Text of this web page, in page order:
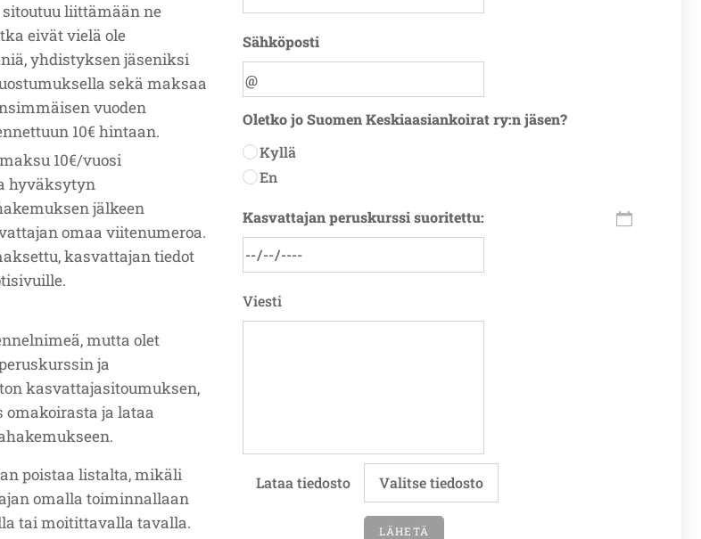
liittämään ne
eivät vielä ole
yhdistyksen jäseniksi
sekä maksaa
vuoden
10€ hintaan.
10€/vuosi
hyväksytyn
jälkeen
omaa viitenumeroa.
kasvattajan tiedot
mutta olet
ja
kasvattajasitoumuksen,
ja lataa
poistaa listalta, mikäli
omalla toiminnallaan
tai moitittavalla tavalla.
Sähköposti
Oletko jo Suomen Keskiaasiankoirat ry:n jäsen?
Kyllä
En
Kasvattajan peruskurssi suoritettu:
Viesti
Lataa tiedosto Valitse tiedosto
LÄHETÄ